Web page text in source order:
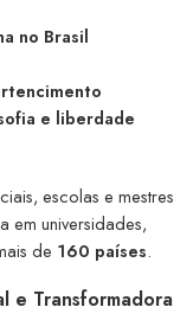
no Brasil
e liberdade
escolas e mestres
em universidades,
de 160 países.
e Transformadora